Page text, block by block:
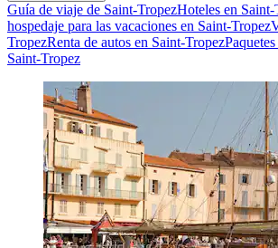
Guía de viaje de Saint-TropezHoteles en Saint-
hospedaje para las vacaciones en Saint-Tropez
TropezRenta de autos en Saint-Tropez
Saint-Tropez